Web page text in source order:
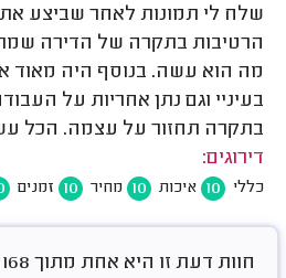
שלח לי תמונות לאחר שביצע את
הרטיבות בתקרה של הדירה
מה הוא עשה. בנוסף היה מאוד
בעיניי וגם נתן אחריות על
בתקרה תחזור על עצמה. הכל
דירוגים:
כללי 10 איכות 10 מחיר 10 זמנים
חוות דעת זו היא אחת מתוך 168 על עסק זה: